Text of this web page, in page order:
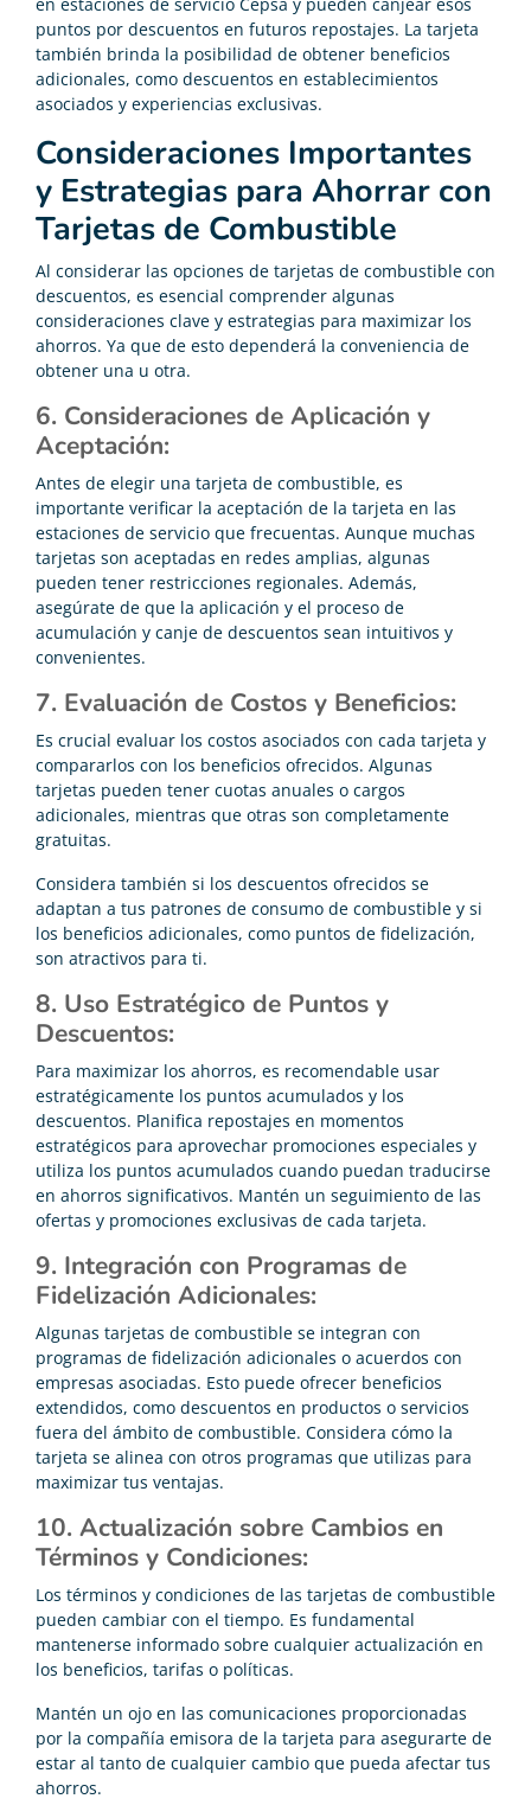
puntos por descuentos en futuros repostajes. La tarjeta
también brinda la posibilidad de obtener beneficios
adicionales, como descuentos en establecimientos
asociados y experiencias exclusivas.
Consideraciones Importantes
y Estrategias para Ahorrar con
Tarjetas de Combustible
Al considerar las opciones de tarjetas de combustible con
descuentos, es esencial comprender algunas
consideraciones clave y estrategias para maximizar los
ahorros. Ya que de esto dependerá la conveniencia de
obtener una u otra.
6. Consideraciones de Aplicación y
Aceptación:
Antes de elegir una tarjeta de combustible, es
importante verificar la aceptación de la tarjeta en las
estaciones de servicio que frecuentas. Aunque muchas
tarjetas son aceptadas en redes amplias, algunas
pueden tener restricciones regionales. Además,
asegúrate de que la aplicación y el proceso de
acumulación y canje de descuentos sean intuitivos y
convenientes.
7. Evaluación de Costos y Beneficios:
Es crucial evaluar los costos asociados con cada tarjeta y
compararlos con los beneficios ofrecidos. Algunas
tarjetas pueden tener cuotas anuales o cargos
adicionales, mientras que otras son completamente
gratuitas.
Considera también si los descuentos ofrecidos se
adaptan a tus patrones de consumo de combustible y si
los beneficios adicionales, como puntos de fidelización,
son atractivos para ti.
8. Uso Estratégico de Puntos y
Descuentos:
Para maximizar los ahorros, es recomendable usar
estratégicamente los puntos acumulados y los
descuentos. Planifica repostajes en momentos
estratégicos para aprovechar promociones especiales y
utiliza los puntos acumulados cuando puedan traducirse
en ahorros significativos. Mantén un seguimiento de las
ofertas y promociones exclusivas de cada tarjeta.
9. Integración con Programas de
Fidelización Adicionales:
Algunas tarjetas de combustible se integran con
programas de fidelización adicionales o acuerdos con
empresas asociadas. Esto puede ofrecer beneficios
extendidos, como descuentos en productos o servicios
fuera del ámbito de combustible. Considera cómo la
tarjeta se alinea con otros programas que utilizas para
maximizar tus ventajas.
10. Actualización sobre Cambios en
Términos y Condiciones:
Los términos y condiciones de las tarjetas de combustible
pueden cambiar con el tiempo. Es fundamental
mantenerse informado sobre cualquier actualización en
los beneficios, tarifas o políticas.
Mantén un ojo en las comunicaciones proporcionadas
por la compañía emisora de la tarjeta para asegurarte de
estar al tanto de cualquier cambio que pueda afectar tus
ahorros.